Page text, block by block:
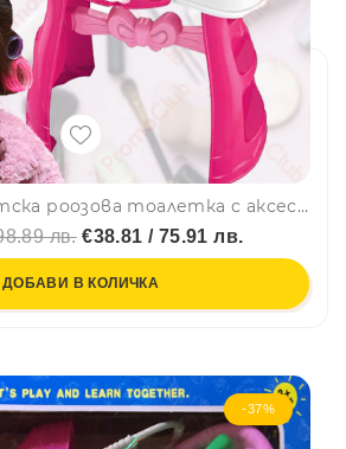
Магическа ✨детска роозова тоалетка с аксесоари 🎀
лв.€38.81 / 75.91 лв.
ДОБАВИ В КОЛИЧКА
-37%